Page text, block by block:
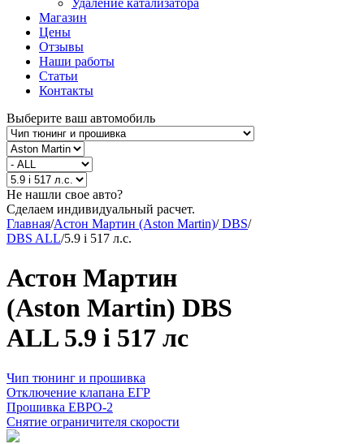
Удаление катализатора
Магазин
Цены
Отзывы
Наши работы
Статьи
Контакты
Выберите ваш автомобиль
Не нашли свое авто?
Сделаем индивидуальный расчет.
Главная/Астон Мартин (Aston Martin)/DBS/
DBS ALL/5.9 i 517 л.с.
Астон Мартин
(Aston Martin) DBS
ALL 5.9 i 517 лс
Чип тюнинг и прошивка
Отключение клапана ЕГР
Прошивка ЕВРО-2
Снятие ограничителя скорости